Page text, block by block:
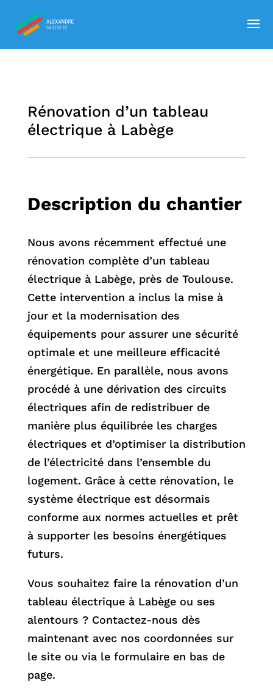
Rénovation d’un tableau
électrique à Labège
Description du chantier
Nous avons récemment effectué une
rénovation complète d’un tableau
électrique à Labège, près de Toulouse.
Cette intervention a inclus la mise à
jour et la modernisation des
équipements pour assurer une sécurité
optimale et une meilleure efficacité
énergétique. En parallèle, nous avons
procédé à une dérivation des circuits
électriques afin de redistribuer de
manière plus équilibrée les charges
électriques et d’optimiser la distribution
de l’électricité dans l’ensemble du
logement. Grâce à cette rénovation, le
système électrique est désormais
conforme aux normes actuelles et prêt
à supporter les besoins énergétiques
futurs.
Vous souhaitez faire la rénovation d’un
tableau électrique à Labège ou ses
alentours ? Contactez-nous dès
maintenant avec nos coordonnées sur
le site ou via le formulaire en bas de
page.